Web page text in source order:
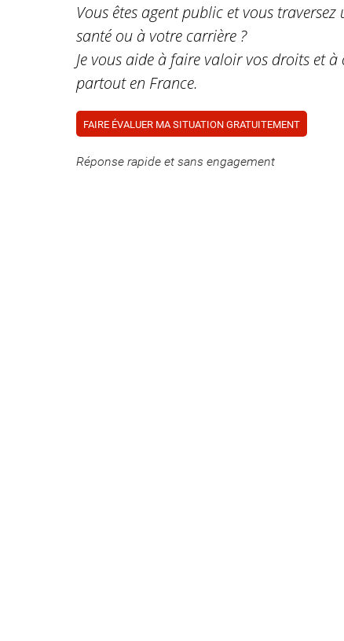
Vous êtes agent public et vous
santé ou à votre carrière ?
Je vous aide à faire valoir vos droits et
partout en France.
FAIRE ÉVALUER MA SITUATION GRATUITEMENT
Réponse rapide et sans engagement